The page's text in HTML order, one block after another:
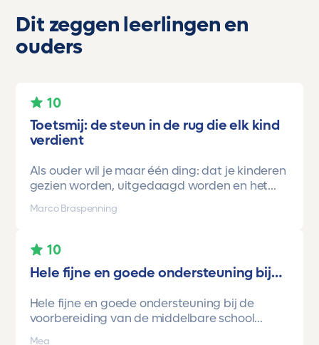
Dit zeggen leerlingen en
ouders
10
Toetsmij: de steun in de rug die elk kind
verdient
Als ouder wil je maar één ding: dat je kinderen
gezien worden, uitgedaagd worden en het
vertrouwen krijgen dat ze méér kunnen dan ze
zelf soms denken. Voor ons is Toetsmij daarin
Onze oudste dochter begon ooit op mavo-
kader. Een lieve, slimme meid, maar soms
toetsen van Toetsmij.....helder, betrouwbaar,
precies op niveau en altijd met ruimte om te
groeien kreeg ze stap voor stap het
Marco Braspenning
10
Hele fijne en goede ondersteuning bij…
Hele fijne en goede ondersteuning bij de
voorbereiding van de middelbare school
Mea